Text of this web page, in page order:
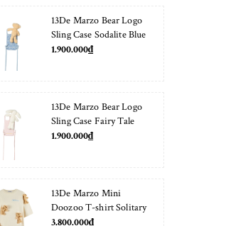
13De Marzo Bear Logo
Sling Case Sodalite Blue
1.900.000₫
13De Marzo Bear Logo
Sling Case Fairy Tale
1.900.000₫
13De Marzo Mini
Doozoo T-shirt Solitary
Star
3.800.000₫